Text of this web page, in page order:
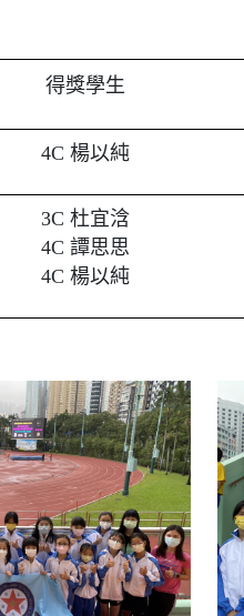
得獎學生
4C 楊以純
3C 杜宜浛
4C 譚思思
4C 楊以純